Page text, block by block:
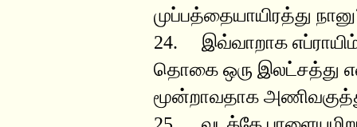
முப்பத்தையாயிரத்து
24. இவ்வாறாக
தொகை ஒரு இலட்சத்து
மூன்றாவதாக